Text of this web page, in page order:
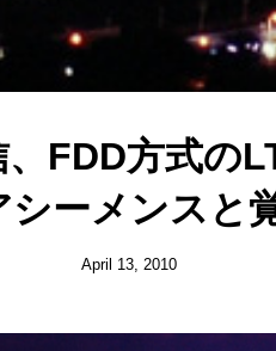
FDD方式の
シーメンスと
April 13, 2010